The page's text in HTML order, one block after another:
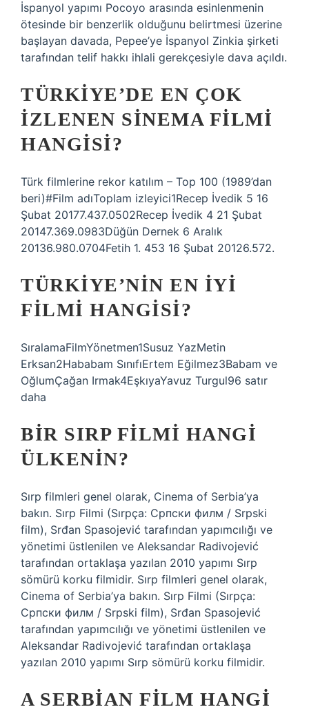
İspanyol yapımı Pocoyo arasında esinlenmenin
ötesinde bir benzerlik olduğunu belirtmesi üzerine
başlayan davada, Pepee’ye İspanyol Zinkia şirketi
tarafından telif hakkı ihlali gerekçesiyle dava açıldı.
TÜRKIYE’DE EN ÇOK
IZLENEN SINEMA FILMI
HANGISI?
Türk filmlerine rekor katılım – Top 100 (1989’dan
beri)#Film adıToplam izleyici1Recep İvedik 5 16
Şubat 20177.437.0502Recep İvedik 4 21 Şubat
20147.369.0983Düğün Dernek 6 Aralık
20136.980.0704Fetih 1. 453 16 Şubat 20126.572.
TÜRKIYE’NIN EN IYI
FILMI HANGISI?
SıralamaFilmYönetmen1Susuz YazMetin
Erksan2Hababam SınıfıErtem Eğilmez3Babam ve
OğlumÇağan Irmak4EşkıyaYavuz Turgul96 satır
daha
BIR SIRP FILMI HANGI
ÜLKENIN?
Sırp filmleri genel olarak, Cinema of Serbia’ya
bakın. Sırp Filmi (Sırpça: Српски филм / Srpski
film), Srđan Spasojević tarafından yapımcılığı ve
yönetimi üstlenilen ve Aleksandar Radivojević
tarafından ortaklaşa yazılan 2010 yapımı Sırp
sömürü korku filmidir. Sırp filmleri genel olarak,
Cinema of Serbia’ya bakın. Sırp Filmi (Sırpça:
Српски филм / Srpski film), Srđan Spasojević
tarafından yapımcılığı ve yönetimi üstlenilen ve
Aleksandar Radivojević tarafından ortaklaşa
yazılan 2010 yapımı Sırp sömürü korku filmidir.
A SERBIAN FILM HANGI